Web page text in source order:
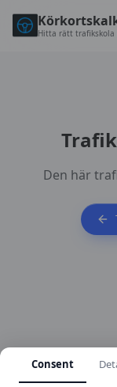
Hitta rätt trafikskola
Den här
Consent